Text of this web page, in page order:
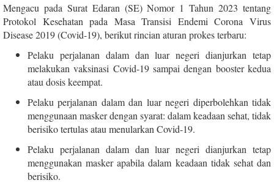
Mengacu pada Surat Edaran (SE) Nomor 1 Tahun 2023 tentang
Protokol Kesehatan pada Masa Transisi Endemi Corona Virus
Disease 2019 (Covid-19), berikut rincian aturan prokes terbaru:
Pelaku perjalanan dalam dan luar negeri dianjurkan tetap
melakukan vaksinasi Covid-19 sampai dengan booster kedua
atau dosis keempat.
Pelaku perjalanan dalam dan luar negeri diperbolehkan tidak
menggunaan masker dengan syarat: dalam keadaan sehat, tidak
berisiko tertulas atau menularkan Covid-19.
Pelaku perjalanan dalam dan luar negeri dianjurkan tetap
menggunakan masker apabila dalam keadaan tidak sehat dan
berisiko.